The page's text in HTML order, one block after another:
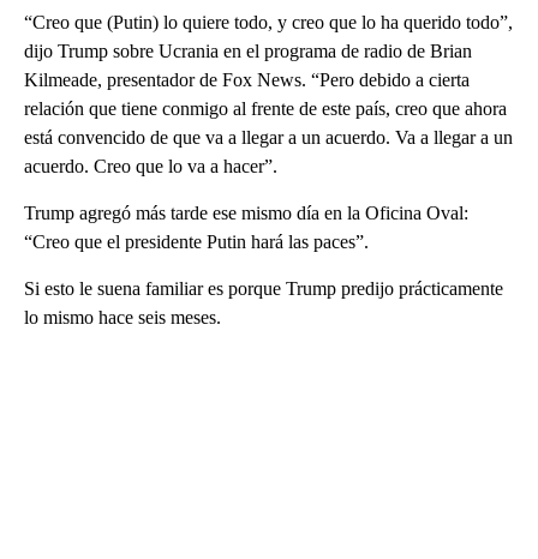
“Creo que (Putin) lo quiere todo, y creo que lo ha querido todo”,
dijo Trump sobre Ucrania en el programa de radio de Brian
Kilmeade, presentador de Fox News. “Pero debido a cierta
relación que tiene conmigo al frente de este país, creo que ahora
está convencido de que va a llegar a un acuerdo. Va a llegar a un
acuerdo. Creo que lo va a hacer”.
Trump agregó más tarde ese mismo día en la Oficina Oval:
“Creo que el presidente Putin hará las paces”.
Si esto le suena familiar es porque Trump predijo prácticamente
lo mismo hace seis meses.